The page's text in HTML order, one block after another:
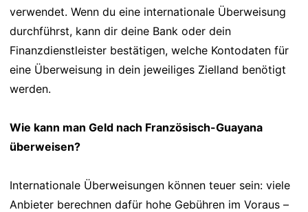
verwendet. Wenn du eine internationale Überweisung
durchführst, kann dir deine Bank oder dein
Finanzdienstleister bestätigen, welche Kontodaten für
eine Überweisung in dein jeweiliges Zielland benötigt
werden.
Wie kann man Geld nach Französisch-Guayana
überweisen?
Internationale Überweisungen können teuer sein: viele
Anbieter berechnen dafür hohe Gebühren im Voraus –